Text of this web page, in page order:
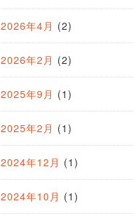
2026年4月 (2)
2026年2月 (2)
2025年9月 (1)
2025年2月 (1)
2024年12月 (1)
2024年10月 (1)